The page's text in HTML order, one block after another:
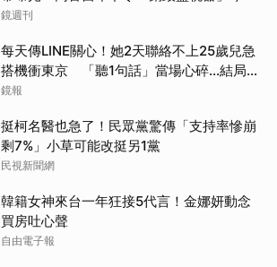
逮
鏡週刊
每天傳LINE關心！她2天聯絡不上25歲兒急
搭機衝東京 「聽1句話」當場心碎...結局看
哭網
鏡報
挺柯名醫也急了！民眾黨驚傳「支持率慘崩
剩7%」小草可能改挺另1黨
民視新聞網
韓籍女神來台一年狂接5代言！金娜妍動念
買房吐心聲
自由電子報